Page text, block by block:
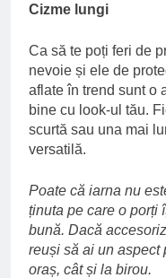
Cizme lungi
Ca să te poți feri de
nevoie și ele de
aflate în trend sunt o
bine cu look-ul tău.
scurtă sau una mai
versatilă.
Poate că iarna nu
ținuta pe care o porți
bună. Dacă
reuși să ai un aspect
oraș, cât și la birou.